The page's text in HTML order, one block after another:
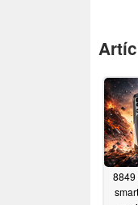
8849